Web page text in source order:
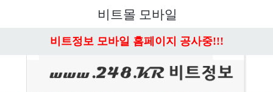
비트몰 모바일
비트정보 모바일 홈페이지 공사중!!!